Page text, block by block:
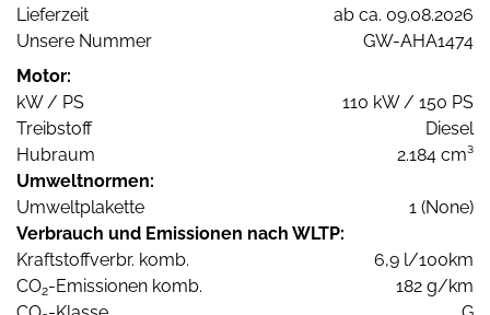
Lieferzeit
ab ca. 09.08.2026
Unsere Nummer
GW-AHA1474
Motor:
kW / PS
110 kW / 150 PS
Treibstoff
Diesel
Hubraum
2.184 cm³
Umweltnormen:
Umweltplakette
1 (None)
Verbrauch und Emissionen nach WLTP:
Kraftstoffverbr. komb.
6,9 l/100km
CO2-Emissionen komb.
182 g/km